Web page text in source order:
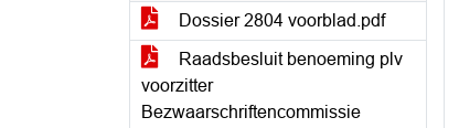
Dossier 2804 voorblad.pdf
Raadsbesluit benoeming plv
voorzitter
Bezwaarschriftencommissie